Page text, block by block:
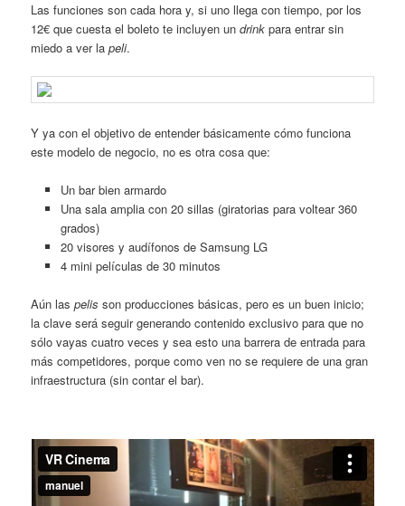
Las funciones son cada hora y, si uno llega con tiempo, por los
12€ que cuesta el boleto te incluyen undrink para entrar sin
miedo a ver lapeli.
Y ya con el objetivo de entender básicamente cómo funciona
este modelo de negocio, no es otra cosa que:
Un bar bien armardo
Una sala amplia con 20 sillas (giratorias para voltear 360
grados)
20 visores y audífonos de Samsung LG
4 mini películas de 30 minutos
Aún laspelis son producciones básicas, pero es un buen inicio;
la clave será seguir generando contenido exclusivo para que no
sólo vayas cuatro veces y sea esto una barrera de entrada para
más competidores, porque como ven no se requiere de una gran
infraestructura (sin contar el bar).